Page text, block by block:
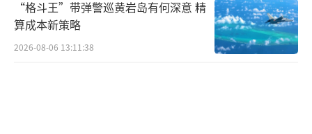
可以说，“全脑接口”这个概念，既是Ne
uralink的一场秀，也是一场试图将科幻拉入现
“格斗王”带弹警巡黄岩岛有何深意 精
算成本新策略
2026-08-06 13:11:38